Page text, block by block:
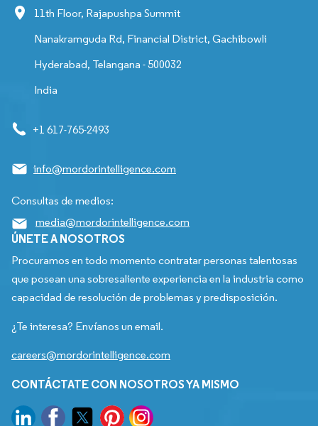
11th Floor, Rajapushpa Summit
Nanakramguda Rd, Financial District, Gachibowli
Hyderabad, Telangana - 500032
India
+1 617-765-2493
info@mordorintelligence.com
Consultas de medios:
media@mordorintelligence.com
ÚNETE A NOSOTROS
Procuramos en todo momento contratar personas talentosas
que posean una sobresaliente experiencia en la industria como
capacidad de resolución de problemas y predisposición.
¿Te interesa? Envíanos un email.
careers@mordorintelligence.com
CONTÁCTATE CON NOSOTROS YA MISMO